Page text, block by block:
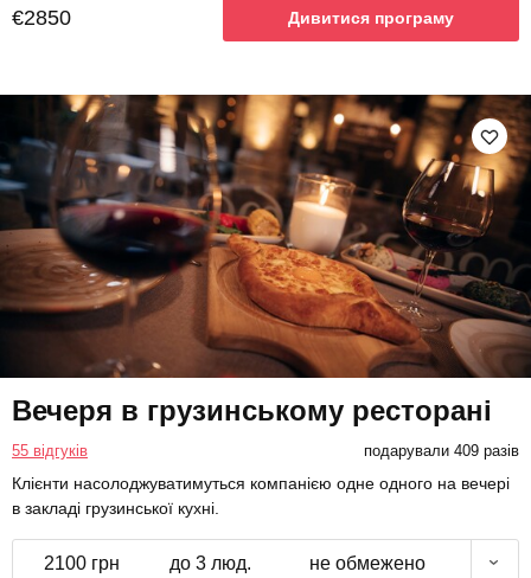
€2850 Дивитися програму
Вечеря в грузинському ресторані
55 відгуків подарували 409 разів
Клієнти насолоджуватимуться компанією одне одного на вечері
в закладі грузинської кухні.
2100 грн до 3 люд. не обмежено